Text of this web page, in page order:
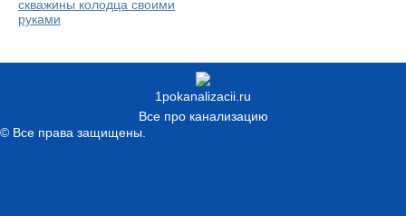
скважины колодца своими
руками
1pokanalizacii.ru
Все про канализацию
© Все права защищены.